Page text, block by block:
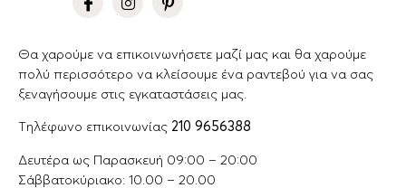
Θα χαρούμε να επικοινωνήσετε μαζί μας και θα χαρούμε
πολύ περισσότερο να κλείσουμε ένα ραντεβού για να σας
ξεναγήσουμε στις εγκαταστάσεις μας.
Tηλέφωνο επικοινωνίας 210 9656388
Δευτέρα ως Παρασκευή 09:00 – 20:00
Σάββατοκύριακο: 10.00 – 20.00